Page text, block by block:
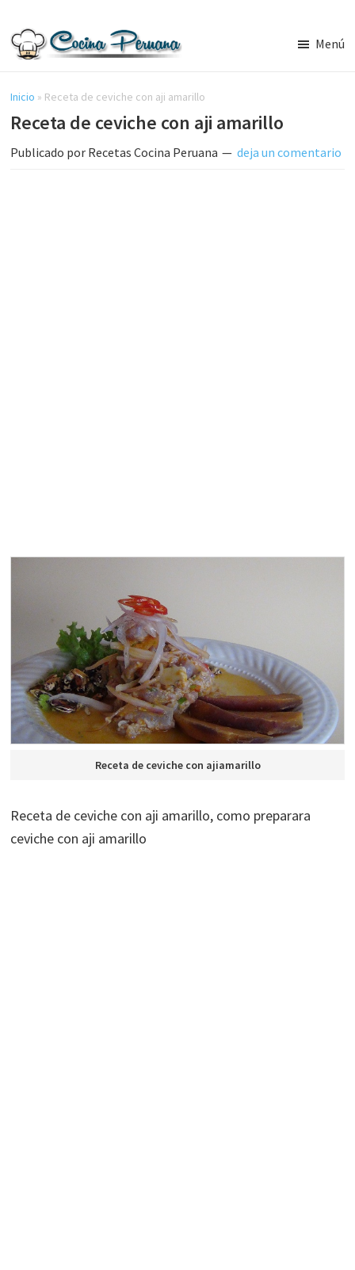
contenido
lateral
principal
Cocina
Peruana,
Recetas
de
Comida
Menú
Inicio » Receta de ceviche con aji amarillo
Receta de ceviche con aji amarillo
Publicado por Recetas Cocina Peruana deja un comentario
Receta de ceviche con ajiamarillo
Receta de ceviche con aji amarillo, como preparara
ceviche con aji amarillo